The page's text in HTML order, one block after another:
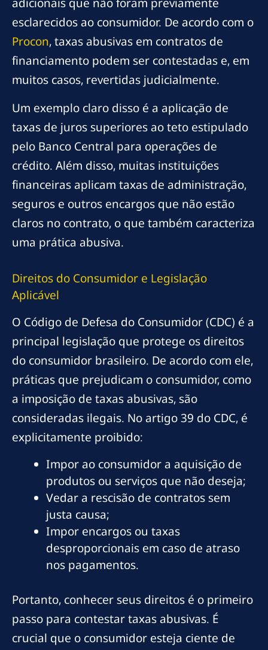
esclarecidos ao consumidor. De acordo com o
Procon, taxas abusivas em contratos de
financiamento podem ser contestadas e, em
muitos casos, revertidas judicialmente.
Um exemplo claro disso é a aplicação de
taxas de juros superiores ao teto estipulado
pelo Banco Central para operações de
crédito. Além disso, muitas instituições
financeiras aplicam taxas de administração,
seguros e outros encargos que não estão
claros no contrato, o que também caracteriza
uma prática abusiva.
Direitos do Consumidor e Legislação
Aplicável
O Código de Defesa do Consumidor (CDC) é a
principal legislação que protege os direitos
do consumidor brasileiro. De acordo com ele,
práticas que prejudicam o consumidor, como
a imposição de taxas abusivas, são
consideradas ilegais. No artigo 39 do CDC, é
explicitamente proibido:
Impor ao consumidor a aquisição de
produtos ou serviços que não deseja;
Vedar a rescisão de contratos sem
justa causa;
Impor encargos ou taxas
desproporcionais em caso de atraso
nos pagamentos.
Portanto, conhecer seus direitos é o primeiro
passo para contestar taxas abusivas. É
crucial que o consumidor esteja ciente de